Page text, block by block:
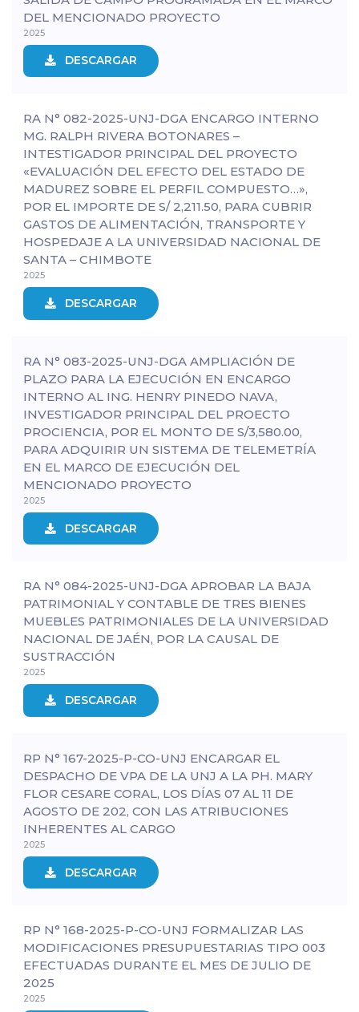
DEL MENCIONADO PROYECTO
2025
DESCARGAR
RA N° 082-2025-UNJ-DGA ENCARGO INTERNO
MG. RALPH RIVERA BOTONARES –
INTESTIGADOR PRINCIPAL DEL PROYECTO
«EVALUACIÓN DEL EFECTO DEL ESTADO DE
MADUREZ SOBRE EL PERFIL COMPUESTO…»,
POR EL IMPORTE DE S/ 2,211.50, PARA CUBRIR
GASTOS DE ALIMENTACIÓN, TRANSPORTE Y
HOSPEDAJE A LA UNIVERSIDAD NACIONAL DE
SANTA – CHIMBOTE
2025
DESCARGAR
RA N° 083-2025-UNJ-DGA AMPLIACIÓN DE
PLAZO PARA LA EJECUCIÓN EN ENCARGO
INTERNO AL ING. HENRY PINEDO NAVA,
INVESTIGADOR PRINCIPAL DEL PROECTO
PROCIENCIA, POR EL MONTO DE S/3,580.00,
PARA ADQUIRIR UN SISTEMA DE TELEMETRÍA
EN EL MARCO DE EJECUCIÓN DEL
MENCIONADO PROYECTO
2025
DESCARGAR
RA N° 084-2025-UNJ-DGA APROBAR LA BAJA
PATRIMONIAL Y CONTABLE DE TRES BIENES
MUEBLES PATRIMONIALES DE LA UNIVERSIDAD
NACIONAL DE JAÉN, POR LA CAUSAL DE
SUSTRACCIÓN
2025
DESCARGAR
RP N° 167-2025-P-CO-UNJ ENCARGAR EL
DESPACHO DE VPA DE LA UNJ A LA PH. MARY
FLOR CESARE CORAL, LOS DÍAS 07 AL 11 DE
AGOSTO DE 202, CON LAS ATRIBUCIONES
INHERENTES AL CARGO
2025
DESCARGAR
RP N° 168-2025-P-CO-UNJ FORMALIZAR LAS
MODIFICACIONES PRESUPUESTARIAS TIPO 003
EFECTUADAS DURANTE EL MES DE JULIO DE
2025
2025